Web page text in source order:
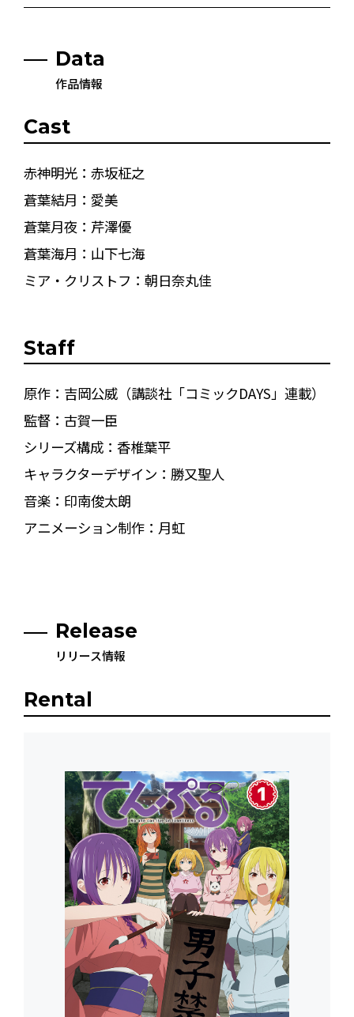
Data
作品情報
Cast
赤神明光：赤坂柾之
蒼葉結月：愛美
蒼葉月夜：芹澤優
蒼葉海月：山下七海
ミア・クリストフ：朝日奈丸佳
Staff
原作：吉岡公威（講談社「コミックDAYS」連載）
監督：古賀一臣
シリーズ構成：香椎葉平
キャラクターデザイン：勝又聖人
音楽：印南俊太朗
アニメーション制作：月虹
Release
リリース情報
Rental